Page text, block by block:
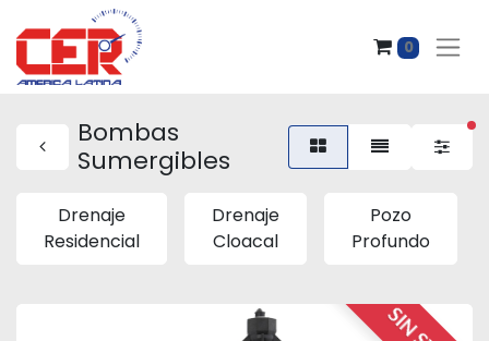
0
Bombas
Sumergibles
Drenaje
Residencial
Drenaje
Cloacal
Pozo
Profundo